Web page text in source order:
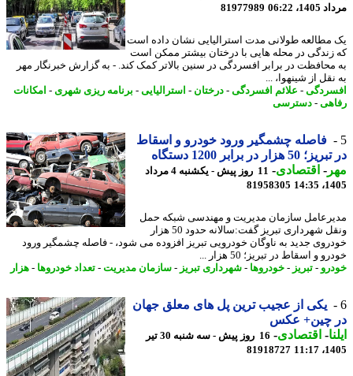
06:22
81977989
طولانی مدت استرالیایی نشان داده است
در محله هایی با درختان بیشتر ممکن است
در برابر افسردگی در سنین بالاتر کمک کند. - به گزارش خبرنگار مهر
از شینهوا، ...
-علائم افسردگی -درختان-استرالیایی-برنامه ریزی شهری- امکانات
-دسترسی
فاصله چشمگیر ورود خودرو و اسقاط
در برابر 1200 دستگاه
-اقتصادی-
11 روز پیش - یکشنبه 4 مرداد
81958305
سازمان مدیریت و مهندسی شبکه حمل
ونقل شهرداری تبریز گفت:سالانه حدود 50 هزار
جدید به ناوگان خودرویی تبریز افزوده می شود، - فاصله چشمگیر ورود
و اسقاط در تبریز؛ 50 هزار ...
-تبریز- خودروها-شهرداری تبریز- سازمان مدیریت-تعداد خودروها-هزار
یکی از عجیب ترین پل های معلق جهان
چین+ عکس
-اقتصادی-
16 روز پیش - سه شنبه 30 تیر
81918727